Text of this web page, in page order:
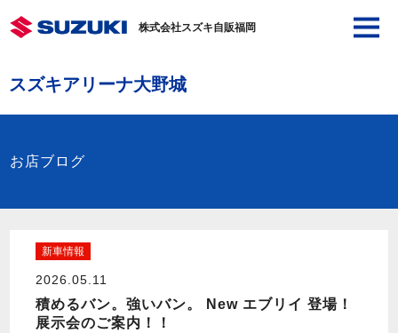
株式会社スズキ自販福岡
スズキアリーナ大野城
お店ブログ
新車情報
2026.05.11
積めるバン。強いバン。 New エブリイ 登場！
展示会のご案内！！